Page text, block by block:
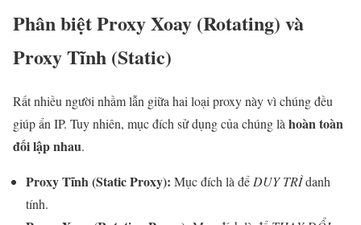
Phân biệt Proxy Xoay (Rotating) và
Proxy Tĩnh (Static)
Rất nhiều người nhầm lẫn giữa hai loại proxy này vì chúng đều
giúp ẩn IP. Tuy nhiên, mục đích sử dụng của chúng làhoàn toàn
đối lập nhau.
Proxy Tĩnh (Static Proxy): Mục đích là đểDUY TRÌdanh
tính.